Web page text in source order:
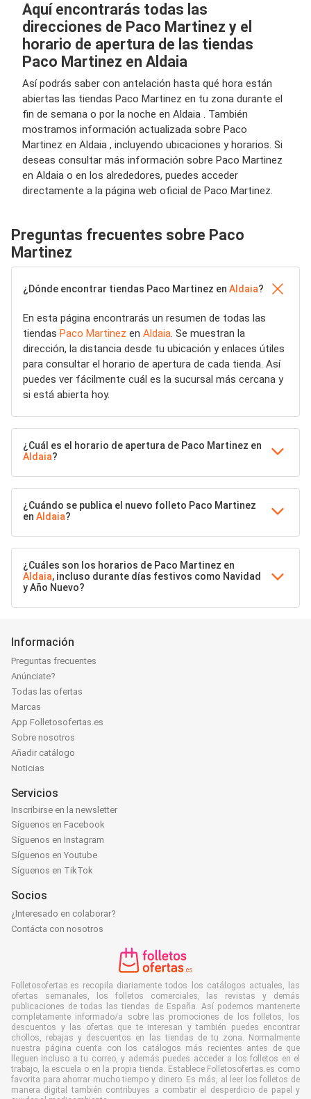
Aquí encontrarás todas las
direcciones de Paco Martinez y el
horario de apertura de las tiendas
Paco Martinez en Aldaia
Así podrás saber con antelación hasta qué hora están
abiertas las tiendas Paco Martinez en tu zona durante el
fin de semana o por la noche en Aldaia . También
mostramos información actualizada sobre Paco
Martinez en Aldaia , incluyendo ubicaciones y horarios. Si
deseas consultar más información sobre Paco Martinez
en Aldaia o en los alrededores, puedes acceder
directamente a la página web oficial de Paco Martinez.
Preguntas frecuentes sobre Paco
Martinez
¿Dónde encontrar tiendas Paco Martinez en Aldaia?
En esta página encontrarás un resumen de todas las
tiendas Paco Martinez en Aldaia. Se muestran la
dirección, la distancia desde tu ubicación y enlaces útiles
para consultar el horario de apertura de cada tienda. Así
puedes ver fácilmente cuál es la sucursal más cercana y
si está abierta hoy.
¿Cuál es el horario de apertura de Paco Martinez en
Aldaia?
¿Cuándo se publica el nuevo folleto Paco Martinez
en Aldaia?
¿Cuáles son los horarios de Paco Martinez en
Aldaia, incluso durante días festivos como Navidad
y Año Nuevo?
Información
Preguntas frecuentes
Anúnciate?
Todas las ofertas
Marcas
App Folletosofertas.es
Sobre nosotros
Añadir catálogo
Noticias
Servicios
Inscribirse en la newsletter
Síguenos en Facebook
Síguenos en Instagram
Síguenos en Youtube
Síguenos en TikTok
Socios
¿Interesado en colaborar?
Contácta con nosotros
Folletosofertas.es recopila diariamente todos los catálogos actuales, las
ofertas semanales, los folletos comerciales, las revistas y demás
publicaciones de todas las tiendas de España. Así podemos mantenerte
completamente informado/a sobre las promociones de los folletos, los
descuentos y las ofertas que te interesan y también puedes encontrar
chollos, rebajas y descuentos en las tiendas de tu zona. Normalmente
nuestra página cuenta con los catálogos más recientes antes de que
lleguen incluso a tu correo, y además puedes acceder a los folletos en el
trabajo, la escuela o en la propia tienda. Establece Folletosofertas.es como
favorita para ahorrar mucho tiempo y dinero. Es más, al leer los folletos de
manera digital también contribuyes a combatir el desperdicio de papel y